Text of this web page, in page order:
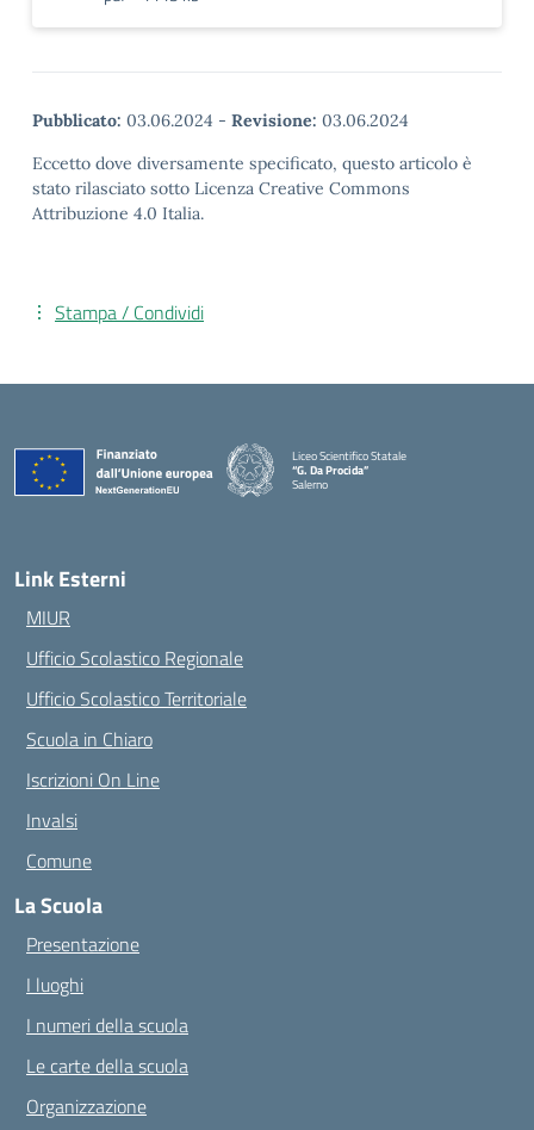
Pubblicato: 03.06.2024 - Revisione: 03.06.2024
Eccetto dove diversamente specificato, questo articolo è
stato rilasciato sotto Licenza Creative Commons
Attribuzione 4.0 Italia.
Stampa / Condividi
Liceo Scientifico Statale
“G. Da Procida”
Salerno
Link Esterni
MIUR
Ufficio Scolastico Regionale
Ufficio Scolastico Territoriale
Scuola in Chiaro
Iscrizioni On Line
Invalsi
Comune
La Scuola
Presentazione
I luoghi
I numeri della scuola
Le carte della scuola
Organizzazione